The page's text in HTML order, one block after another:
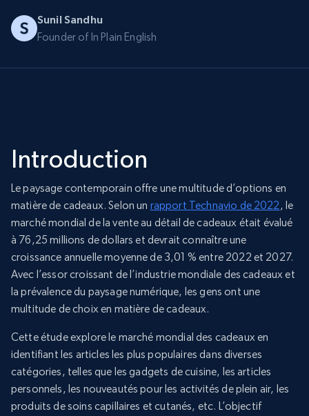
Sunil Sandhu
Founder of In Plain English
Introduction
Le paysage contemporain offre une multitude d’options en
matière de cadeaux. Selon un rapport Technavio de 2022, le
marché mondial de la vente au détail de cadeaux était évalué
à 76,25 millions de dollars et devrait connaître une
croissance annuelle moyenne de 3,01 % entre 2022 et 2027.
Avec l’essor croissant de l’industrie mondiale des cadeaux et
la prévalence du paysage numérique, les gens ont une
multitude de choix en matière de cadeaux.
Cette étude explore le marché mondial des cadeaux en
identifiant les articles les plus populaires dans diverses
catégories, telles que les gadgets de cuisine, les articles
personnels, les nouveautés pour les activités de plein air, les
produits de soins capillaires et cutanés, etc. L’objectif